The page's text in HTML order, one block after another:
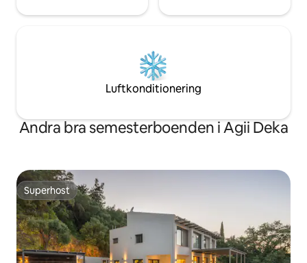
Luftkonditionering
Andra bra semesterboenden i Agii Deka
Superhost
Superhost